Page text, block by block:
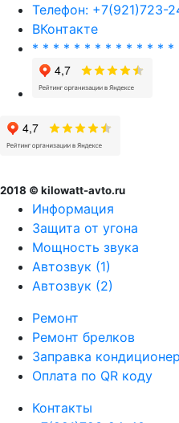
Телефон: +7(921)723-
ВКонтакте
* * * * * * * * * * * * *
2018 © kilowatt-avto.ru
Информация
Защита от угона
Мощность звука
Автозвук (1)
Автозвук (2)
Ремонт
Ремонт брелков
Заправка
Оплата по QR коду
Контакты